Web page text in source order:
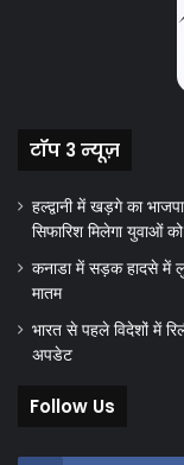
टॉप 3 न्यूज़
हल्द्वानी में खड़गे का
सिफारिश मिलेगा युवाओं को
कनाडा में सड़क हादसे में
मातम
भारत से पहले विदेशों में
अपडेट
Follow Us